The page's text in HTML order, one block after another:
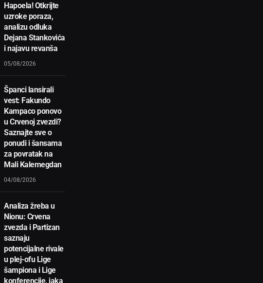
Hapoela! Otkrijte
uzroke poraza,
analizu odluka
Dejana Stankovića
i najavu revanša
05/08/2026
Španci lansirali
vest: Fakundo
Kampaco ponovo
u Crvenoj zvezdi?
Saznajte sve o
ponudi i šansama
za povratak na
Mali Kalemegdan
04/08/2026
Analiza žreba u
Nionu: Crvena
zvezda i Partizan
saznaju
potencijalne rivale
u plej-ofu Lige
šampiona i Lige
konferencije, jaka